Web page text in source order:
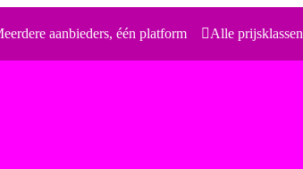
aanbieders, één platform Alle prijsklassen